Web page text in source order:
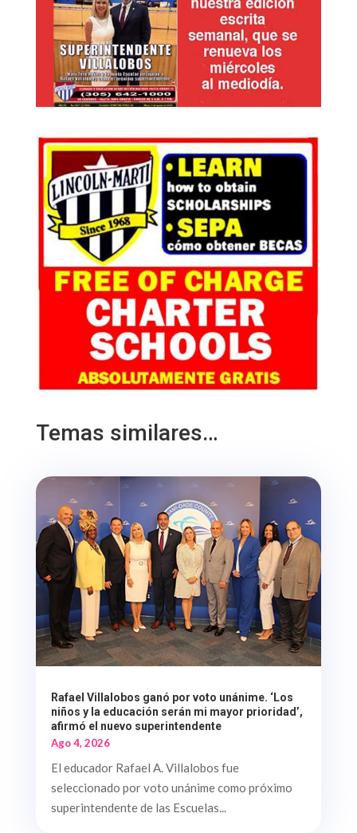
Temas similares…
Rafael Villalobos ganó por voto unánime. ‘Los
niños y la educación serán mi mayor prioridad’,
afirmó el nuevo superintendente
Ago 4, 2026
El educador Rafael A. Villalobos fue
seleccionado por voto unánime como próximo
superintendente de las Escuelas...